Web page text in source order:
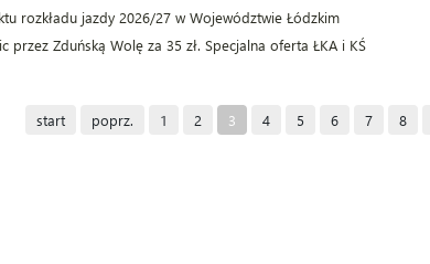
rozkładu jazdy 2026/27 w Województwie Łódzkim
przez Zduńską Wolę za 35 zł. Specjalna oferta ŁKA i KŚ
start
poprz. 1 2 3 4 5 6 7 8